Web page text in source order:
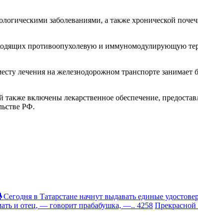
заболеваниями, а также хронической
противоопухолевую и иммуномодулирующую
лечения на железнодорожном транспорте занимает
включены лекарственное обеспечение,
РФ.
в Татарстане начнут выдавать единые
отец, — говорит прабабушка, —.. 4258